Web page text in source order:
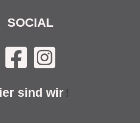
SOCIAL
sind wir!